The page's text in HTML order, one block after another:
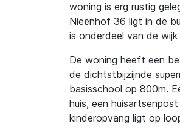
woning is erg rustig
Nieënhof 36 ligt in de
is onderdeel van de
De woning heeft een
de dichtstbijzijnde
basisschool op 800m.
huis, een
kinderopvang ligt op